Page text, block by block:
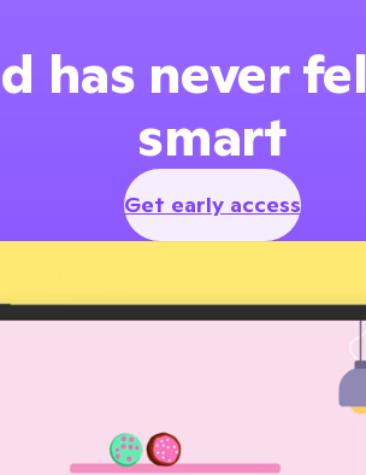
has never
smart
Get early access